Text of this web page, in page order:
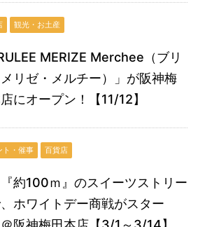
観光・お土産
MERIZE Merchee（ブリ
メリゼ・メルチー）」が阪神梅
にオープン！【11/12】
ト・催事 百貨店
約100ｍ』のスイーツストリー
、ホワイトデー商戦がスター